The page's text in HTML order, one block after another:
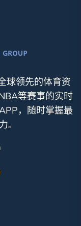
球领先的体育资
等赛事的实时
，随时掌握最
。